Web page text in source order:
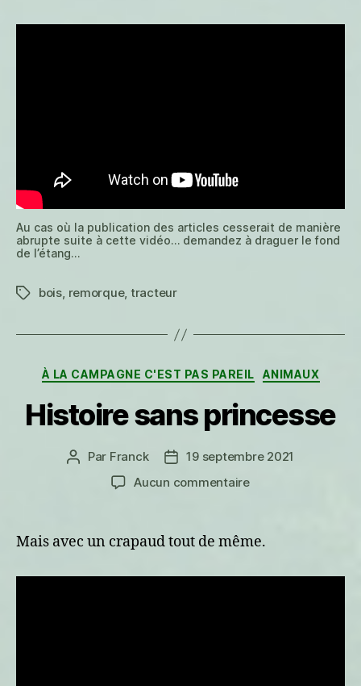
Au cas où la publication des articles cesserait de manière
abrupte suite à cette vidéo… demandez à draguer le fond
de l’étang…
Étiquettes
bois, remorque, tracteur
Catégories
À LA CAMPAGNE C'EST PAS PAREIL ANIMAUX
Histoire sans princesse
Auteur
Par Franck
Date19 septembre 2021
Aucun commentairesur
Mais avec un crapaud tout de même.